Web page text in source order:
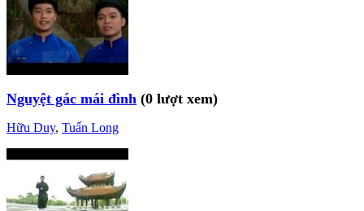
Nguyệt gác mái đình (0 lượt xem)
Hữu Duy, Tuấn Long